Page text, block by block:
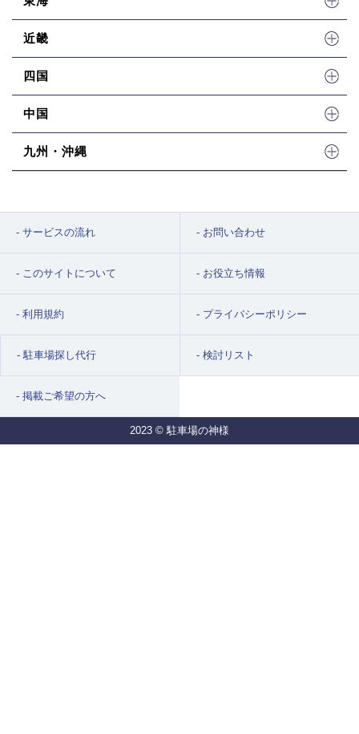
近畿
四国
中国
九州・沖縄
サービスの流れ お問い合わせ
このサイトについて お役立ち情報
利用規約 プライバシーポリシー
駐車場探し代行 検討リスト
掲載ご希望の方へ
2023 © 駐車場の神様